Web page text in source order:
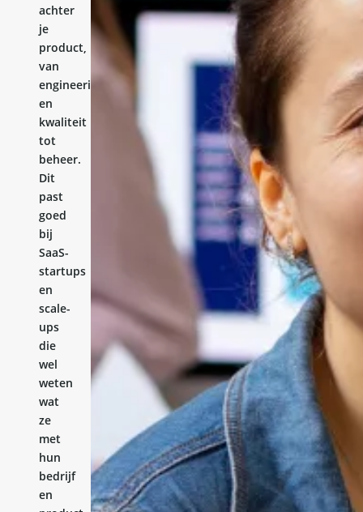
achter
je
product,
van
engineering
en
kwaliteit
tot
beheer.
Dit
past
goed
bij
SaaS-
startups
en
scale-
ups
die
wel
weten
wat
ze
met
hun
bedrijf
en